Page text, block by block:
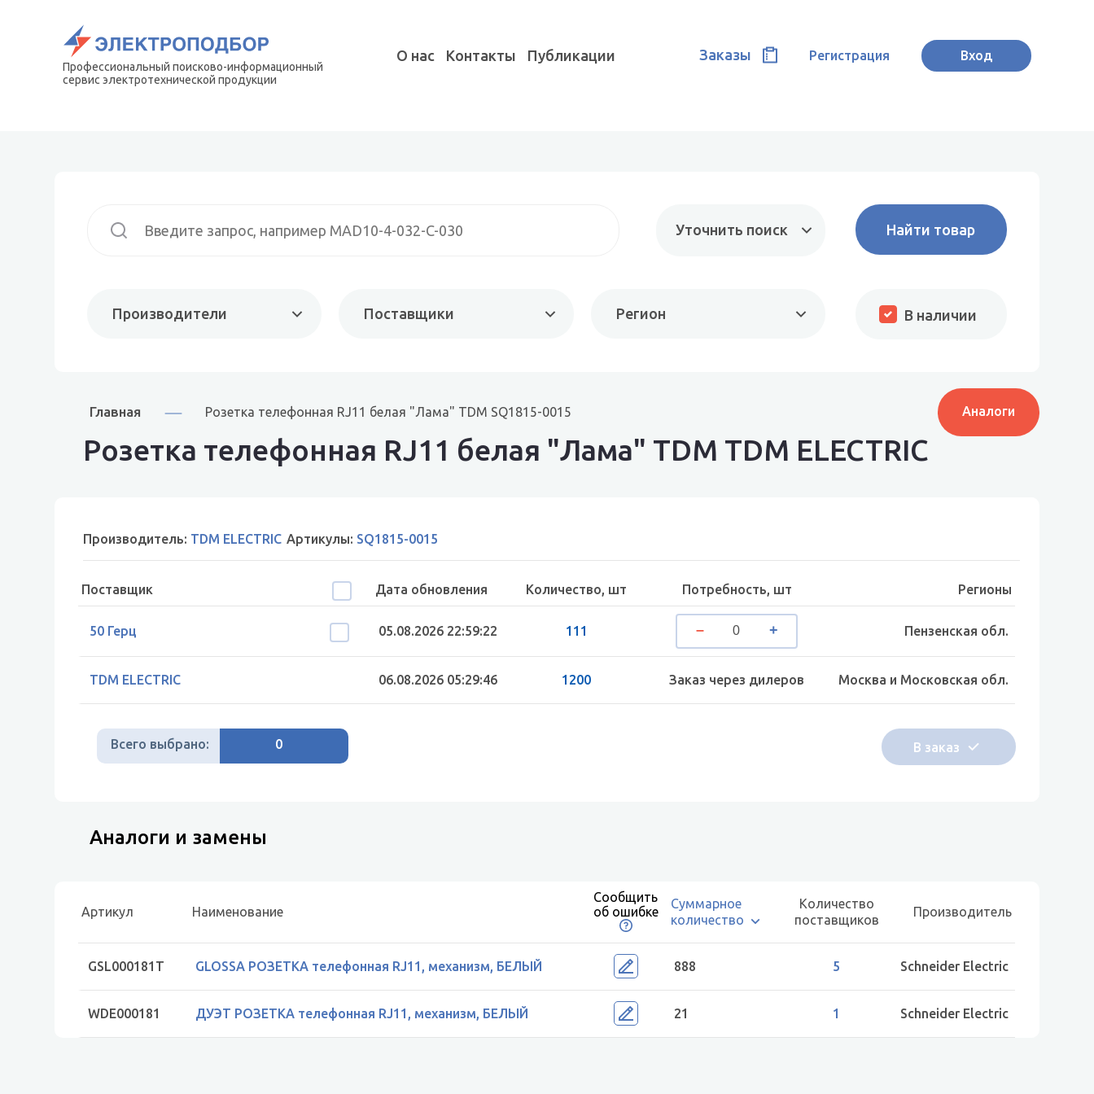
Профессиональный поисково-информационный
сервис электротехнической продукции
О нас Контакты Публикации Заказы Регистрация Вход
Уточнить поиск
Производители Поставщики Регион В наличии
Главная Розетка телефонная RJ11 белая "Лама" TDM SQ1815-0015 Аналоги
Розетка телефонная RJ11 белая "Лама" TDM TDM ELECTRIC
Производитель: TDM ELECTRIC Артикулы: SQ1815-0015
Поставщик Дата обновления Количество, шт Потребность, шт Регионы
50 Герц 05.08.2026 22:59:22 111 Пензенская обл.
TDM ELECTRIC 06.08.2026 05:29:46 1200 Заказ через дилеров Москва и Московская обл.
Всего выбрано: 0
Аналоги и замены
Артикул Наименование
Сообщить
об ошибке
Суммарное
количество
Количество
поставщиков
Производитель
GSL000181T GLOSSA РОЗЕТКА телефонная RJ11, механизм, БЕЛЫЙ 888 5 Schneider Electric
WDE000181 ДУЭТ РОЗЕТКА телефонная RJ11, механизм, БЕЛЫЙ 21 1 Schneider Electric